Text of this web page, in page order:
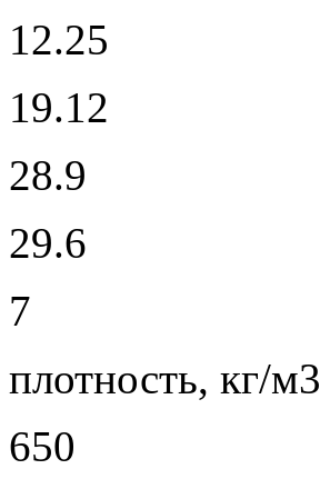
12.25
19.12
28.9
29.6
7
плотность, кг/м3
650